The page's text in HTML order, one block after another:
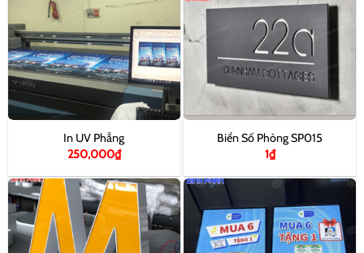
In UV Phẳng
250,000₫
Biển Số Phòng SP015
1₫